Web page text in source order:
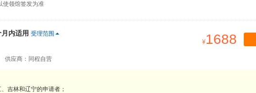
使领馆签发为准
内适用 受理范围
供应商：同程自营
1688
吉林和辽宁的申请者；